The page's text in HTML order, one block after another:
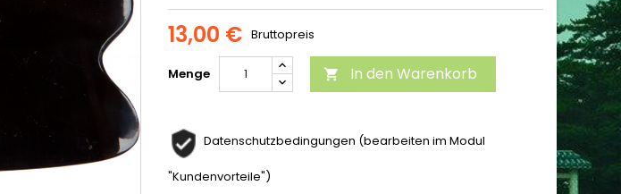
13,00 € Bruttopreis
Menge  In den Warenkorb
Datenschutzbedingungen (bearbeiten im Modul
"Kundenvorteile")